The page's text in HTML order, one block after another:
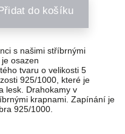
do košíku
s našimi stříbrnými
osazen
tvaru o velikosti 5
925/1000, které je
lesk. Drahokamy v
krapnami. Zapínání je
925/1000.